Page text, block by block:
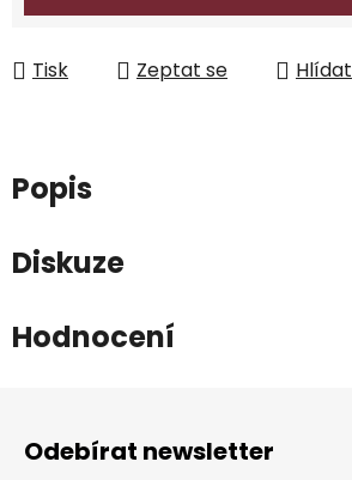
Tisk Zeptat se Hlídat
Popis
Diskuze
Hodnocení
Odebírat newsletter